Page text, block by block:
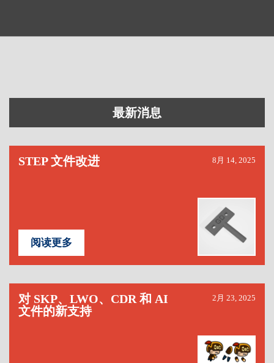
最新消息
STEP 文件改进 8月 14, 2025
阅读更多
对 SKP、LWO、CDR 和 AI
文件的新支持
2月 23, 2025